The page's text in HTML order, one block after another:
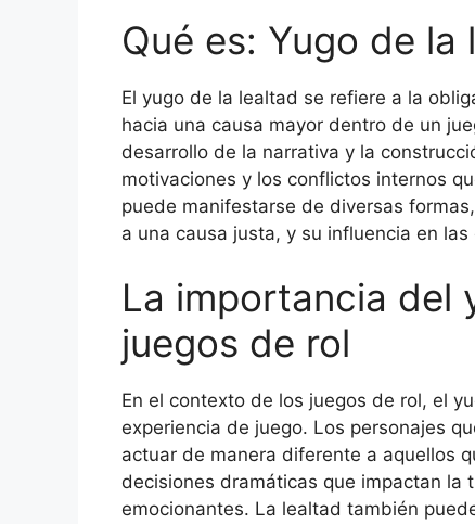
Qué es: Yugo de la
El yugo de la lealtad se refiere a la
hacia una causa mayor dentro de un
desarrollo de la narrativa y la
motivaciones y los conflictos internos
puede manifestarse de diversas
a una causa justa, y su influencia en
La importancia del
juegos de rol
En el contexto de los juegos de rol, el
experiencia de juego. Los personajes
actuar de manera diferente a aquellos
decisiones dramáticas que impactan la
emocionantes. La lealtad también